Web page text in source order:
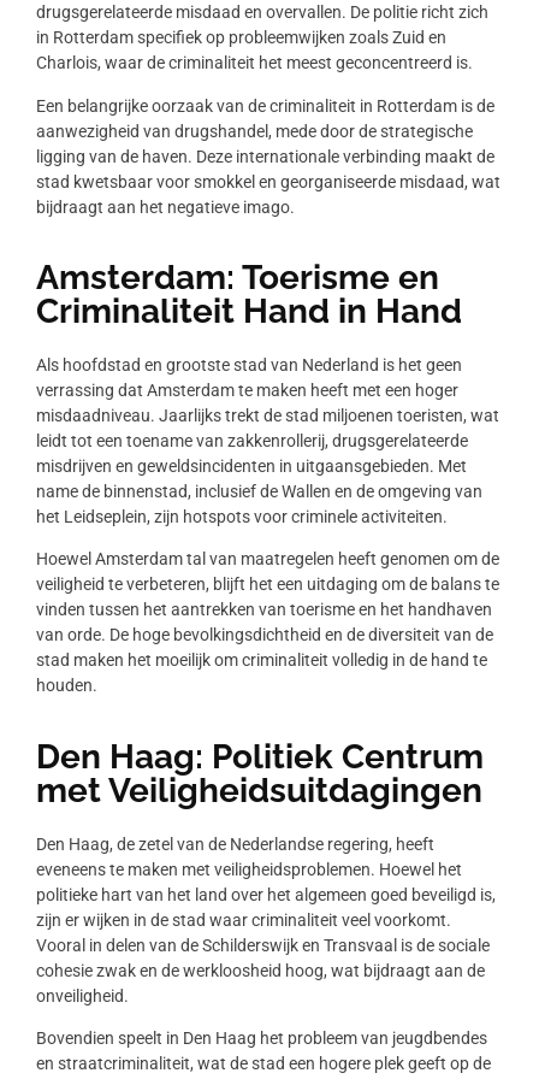
drugsgerelateerde misdaad en overvallen. De politie richt zich
in Rotterdam specifiek op probleemwijken zoals Zuid en
Charlois, waar de criminaliteit het meest geconcentreerd is.
Een belangrijke oorzaak van de criminaliteit in Rotterdam is de
aanwezigheid van drugshandel, mede door de strategische
ligging van de haven. Deze internationale verbinding maakt de
stad kwetsbaar voor smokkel en georganiseerde misdaad, wat
bijdraagt aan het negatieve imago.
Amsterdam: Toerisme en
Criminaliteit Hand in Hand
Als hoofdstad en grootste stad van Nederland is het geen
verrassing dat Amsterdam te maken heeft met een hoger
misdaadniveau. Jaarlijks trekt de stad miljoenen toeristen, wat
leidt tot een toename van zakkenrollerij, drugsgerelateerde
misdrijven en geweldsincidenten in uitgaansgebieden. Met
name de binnenstad, inclusief de Wallen en de omgeving van
het Leidseplein, zijn hotspots voor criminele activiteiten.
Hoewel Amsterdam tal van maatregelen heeft genomen om de
veiligheid te verbeteren, blijft het een uitdaging om de balans te
vinden tussen het aantrekken van toerisme en het handhaven
van orde. De hoge bevolkingsdichtheid en de diversiteit van de
stad maken het moeilijk om criminaliteit volledig in de hand te
houden.
Den Haag: Politiek Centrum
met Veiligheidsuitdagingen
Den Haag, de zetel van de Nederlandse regering, heeft
eveneens te maken met veiligheidsproblemen. Hoewel het
politieke hart van het land over het algemeen goed beveiligd is,
zijn er wijken in de stad waar criminaliteit veel voorkomt.
Vooral in delen van de Schilderswijk en Transvaal is de sociale
cohesie zwak en de werkloosheid hoog, wat bijdraagt aan de
onveiligheid.
Bovendien speelt in Den Haag het probleem van jeugdbendes
en straatcriminaliteit, wat de stad een hogere plek geeft op de